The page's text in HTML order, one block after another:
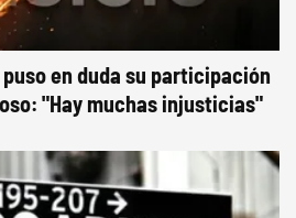
en duda su participación
"Hay muchas injusticias"